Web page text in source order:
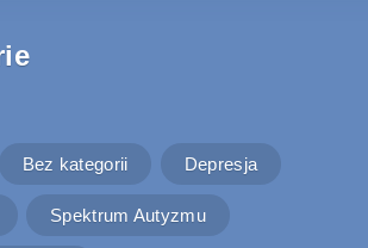
Bez kategorii Depresja
Spektrum Autyzmu